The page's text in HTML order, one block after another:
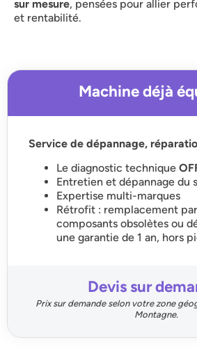
sur mesure, pensées pour allier
et rentabilité.
Machine déjà
Service de dépannage,
Le diagnostic technique
Entretien et dépannage du
Expertise multi-marques
Rétrofit : remplacement
composants obsolètes ou
une garantie de 1 an, hors
Devis sur
Prix sur demande selon votre zone
Montagne.